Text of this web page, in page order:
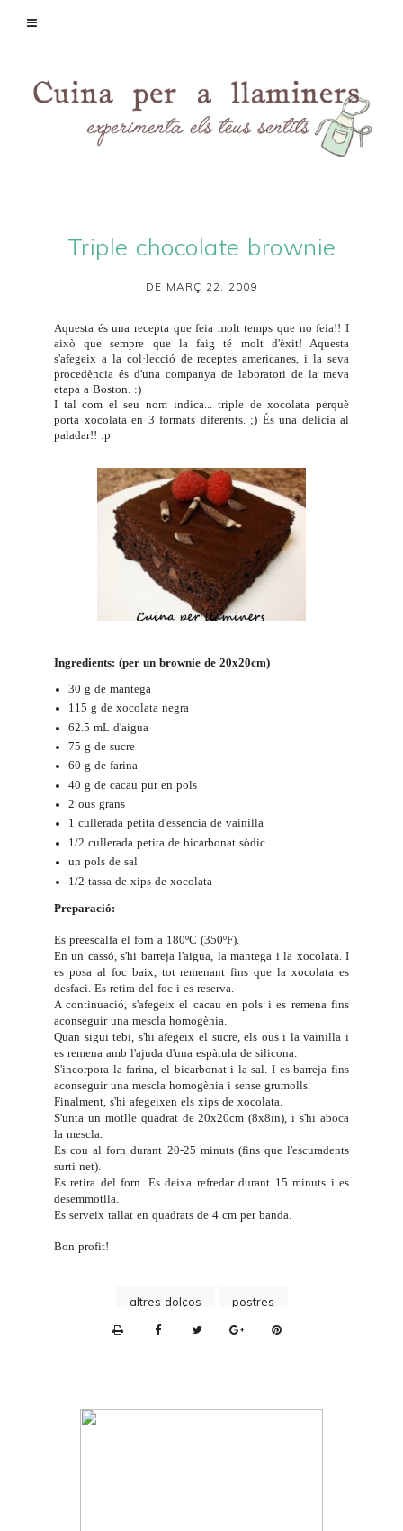
Triple chocolate brownie
DE MARÇ 22, 2009
Aquesta és una recepta que feia molt temps que no feia!! I
això que sempre que la faig té molt d'èxit! Aquesta
s'afegeix a la col·lecció de receptes americanes, i la seva
procedència és d'una companya de laboratori de la meva
etapa a Boston. :)
I tal com el seu nom indica... triple de xocolata perquè
porta xocolata en 3 formats diferents. ;) És una delícia al
paladar!! :p
Ingredients: (per un brownie de 20x20cm)
30 g de mantega
115 g de xocolata negra
62.5 mL d'aigua
75 g de sucre
60 g de farina
40 g de cacau pur en pols
2 ous grans
1 cullerada petita d'essència de vainilla
1/2 cullerada petita de bicarbonat sòdic
un pols de sal
1/2 tassa de xips de xocolata
Preparació:
Es preescalfa el forn a 180ºC (350ºF).
En un cassó, s'hi barreja l'aigua, la mantega i la xocolata. I
es posa al foc baix, tot remenant fins que la xocolata es
desfaci. Es retira del foc i es reserva.
A continuació, s'afegeix el cacau en pols i es remena fins
aconseguir una mescla homogènia.
Quan sigui tebi, s'hi afegeix el sucre, els ous i la vainilla i
es remena amb l'ajuda d'una espàtula de silicona.
S'incorpora la farina, el bicarbonat i la sal. I es barreja fins
aconseguir una mescla homogènia i sense grumolls.
Finalment, s'hi afegeixen els xips de xocolata.
S'unta un motlle quadrat de 20x20cm (8x8in), i s'hi aboca
la mescla.
Es cou al forn durant 20-25 minuts (fins que l'escuradents
surti net).
Es retira del forn. Es deixa refredar durant 15 minuts i es
desemmotlla.
Es serveix tallat en quadrats de 4 cm per banda.
Bon profit!
altres dolços
postres
n